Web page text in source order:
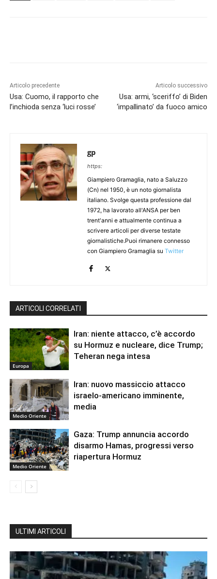
Articolo precedente
Usa: Cuomo, il rapporto che
l’inchioda senza ‘luci rosse’
Articolo successivo
Usa: armi, ‘sceriffo’ di Biden
‘impallinato’ da fuoco amico
gp
https:
Giampiero Gramaglia, nato a Saluzzo
(Cn) nel 1950, è un noto giornalista
italiano. Svolge questa professione dal
1972, ha lavorato all'ANSA per ben
trent'anni e attualmente continua a
scrivere articoli per diverse testate
giornalistiche.Puoi rimanere connesso
con Giampiero Gramaglia su Twitter
ARTICOLI CORRELATI
Europa
Iran: niente attacco, c’è accordo
su Hormuz e nucleare, dice Trump;
Teheran nega intesa
Medio Oriente
Iran: nuovo massiccio attacco
israelo-americano imminente,
media
Medio Oriente
Gaza: Trump annuncia accordo
disarmo Hamas, progressi verso
riapertura Hormuz
ULTIMI ARTICOLI